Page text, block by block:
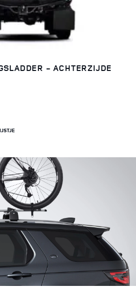
- ACHTERZIJDE